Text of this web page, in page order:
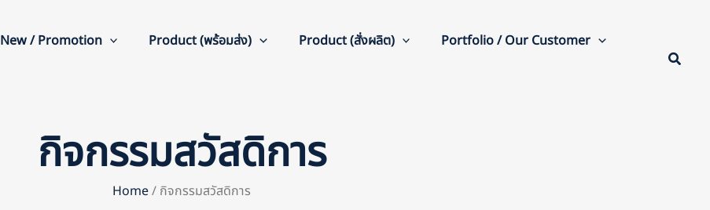
New / Promotion Product (พร้อมส่ง) Product (สั่งผลิต) Portfolio / Our Customer
กิจกรรมสวัสดิการ
Home/ กิจกรรมสวัสดิการ